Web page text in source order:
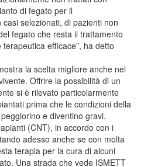
di fegato per il
selezionati, di pazienti non
fegato che resta il trattamento
efficace”, ha detto
la scelta migliore anche nel
Offrire la possibilità di un
si è rilevato particolarmente
prima che le condizioni della
e diventino gravi.
(CNT), in accordo con i
adesso anche se con molta
terapia per la cura di alcuni
Una strada che vede ISMETT